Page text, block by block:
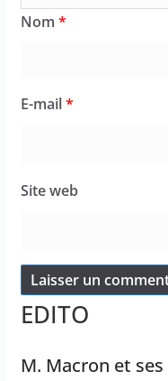
Nom *
E-mail*
Site web
EDITO
M. Macron et